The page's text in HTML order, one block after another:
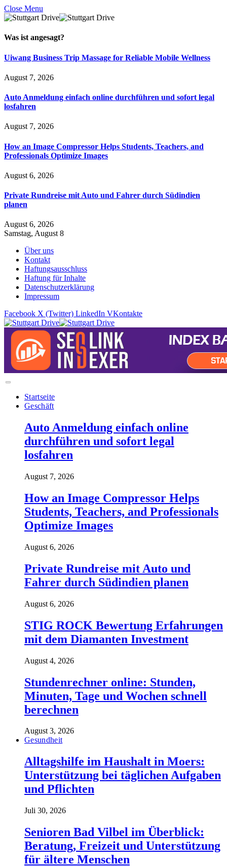
Close Menu
Was ist angesagt?
Uiwang Business Trip Massage for Reliable Mobile Wellness
August 7, 2026
Auto Anmeldung einfach online durchführen und sofort legal
losfahren
August 7, 2026
How an Image Compressor Helps Students, Teachers, and
Professionals Optimize Images
August 6, 2026
Private Rundreise mit Auto und Fahrer durch Südindien
planen
August 6, 2026
Samstag, August 8
Über uns
Kontakt
Haftungsausschluss
Haftung für Inhalte
Datenschutzerklärung
Impressum
Facebook X (Twitter) LinkedIn VKontakte
Startseite
Geschäft
Auto Anmeldung einfach online
durchführen und sofort legal
losfahren
August 7, 2026
How an Image Compressor Helps
Students, Teachers, and Professionals
Optimize Images
August 6, 2026
Private Rundreise mit Auto und
Fahrer durch Südindien planen
August 6, 2026
STIG ROCK Bewertung Erfahrungen
mit dem Diamanten Investment
August 4, 2026
Stundenrechner online: Stunden,
Minuten, Tage und Wochen schnell
berechnen
August 3, 2026
Gesundheit
Alltagshilfe im Haushalt in Moers:
Unterstützung bei täglichen Aufgaben
und Pflichten
Juli 30, 2026
Senioren Bad Vilbel im Überblick:
Beratung, Freizeit und Unterstützung
für ältere Menschen